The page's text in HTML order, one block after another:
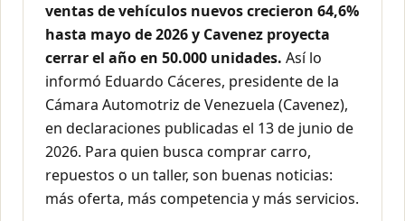
ventas de vehículos nuevos crecieron 64,6%
hasta mayo de 2026 y Cavenez proyecta
cerrar el año en 50.000 unidades. Así lo
informó Eduardo Cáceres, presidente de la
Cámara Automotriz de Venezuela (Cavenez),
en declaraciones publicadas el 13 de junio de
2026. Para quien busca comprar carro,
repuestos o un taller, son buenas noticias:
más oferta, más competencia y más servicios.